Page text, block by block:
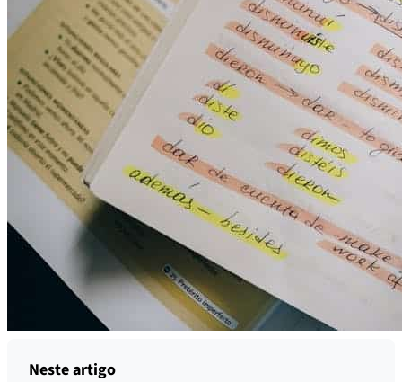
Neste artigo